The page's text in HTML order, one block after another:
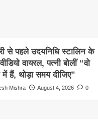
से पहले उदयनिधि स्टालिन के
वायरल, पत्नी बोलीं “वो
हैं, थोड़ा समय दीजिए”
Mishra August 4, 2026 0